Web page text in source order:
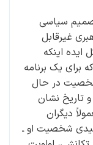
سیاسی
غیرقابل
اینکه
برای یک برنامه
شخصیت در حال
تاریخ نشان
دیگران
شخصیت او ـ